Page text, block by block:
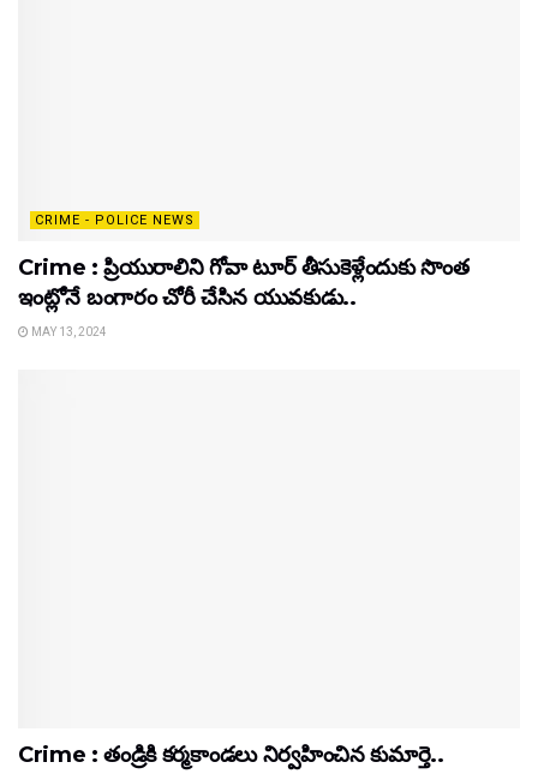
CRIME - POLICE NEWS
Crime : ప్రియురాలిని గోవా టూర్ తీసుకెళ్లేందుకు సొంత
ఇంట్లోనే బంగారం చోరీ చేసిన యువకుడు..
MAY 13, 2024
Crime : తండ్రికి కర్మకాండలు నిర్వహించిన కుమార్తె..